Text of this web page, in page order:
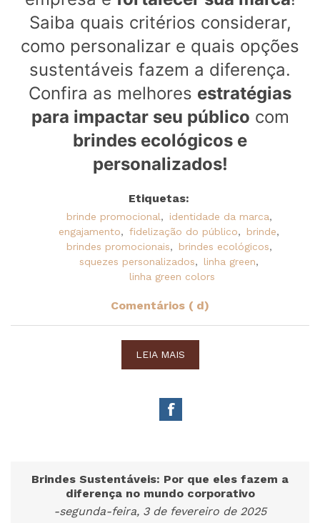
Saiba quais critérios considerar,
como personalizar e quais opções
sustentáveis fazem a diferença.
Confira as melhores estratégias
para impactar seu público com
brindes ecológicos e
personalizados!
Etiquetas:
brinde promocional, identidade da marca,
engajamento, fidelização do público, brinde,
brindes promocionais, brindes ecológicos,
squezes personalizados, linha green,
linha green colors
Comentários ( d)
LEIA MAIS
Brindes Sustentáveis: Por que eles fazem a
diferença no mundo corporativo
-segunda-feira, 3 de fevereiro de 2025